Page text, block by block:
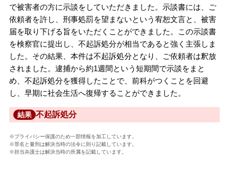
で被害者の方に示談をしていただきました。示談書には、ご
依頼者を許し、刑事処罰を望まないという宥恕文言と、被害
届を取り下げる旨をいただくことができました。この示談書
を検察官に提出し、不起訴処分が相当であると強く主張しま
した。その結果、本件は不起訴処分となり、ご依頼者は釈放
されました。逮捕から約1週間という短期間で示談をまと
め、不起訴処分を獲得したことで、前科がつくことを回避
し、早期に社会生活へ復帰することができました。
結果 不起訴処分
※プライバシー保護のため一部情報を加工しています。
※罪名と量刑は解決当時の法令に則り記載しています。
※担当弁護士は解決当時の所属を記載しています。